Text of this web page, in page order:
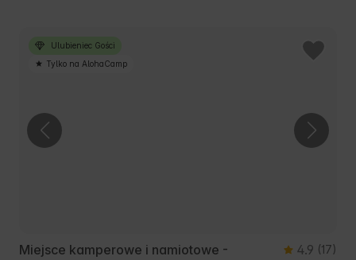
Ulubieniec Gości
Tylko na AlohaCamp
Miejsce kamperowe i namiotowe -
4.9 (17)